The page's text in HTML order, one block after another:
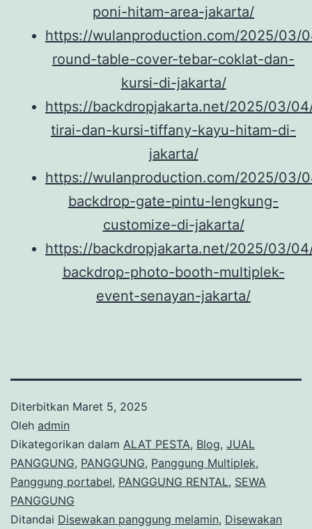
poni-hitam-area-jakarta/
https://wulanproduction.com/2025/03/
round-table-cover-tebar-coklat-dan-
kursi-di-jakarta/
https://backdropjakarta.net/2025/03/
tirai-dan-kursi-tiffany-kayu-hitam-di-
jakarta/
https://wulanproduction.com/2025/03/
backdrop-gate-pintu-lengkung-
customize-di-jakarta/
https://backdropjakarta.net/2025/03/
backdrop-photo-booth-multiplek-
event-senayan-jakarta/
Diterbitkan Maret 5, 2025
Oleh admin
Dikategorikan dalam ALAT PESTA, Blog, JUAL
PANGGUNG, PANGGUNG, Panggung Multiplek,
Panggung portabel, PANGGUNG RENTAL, SEWA
PANGGUNG
Ditandai Disewakan panggung melamin, Disewakan